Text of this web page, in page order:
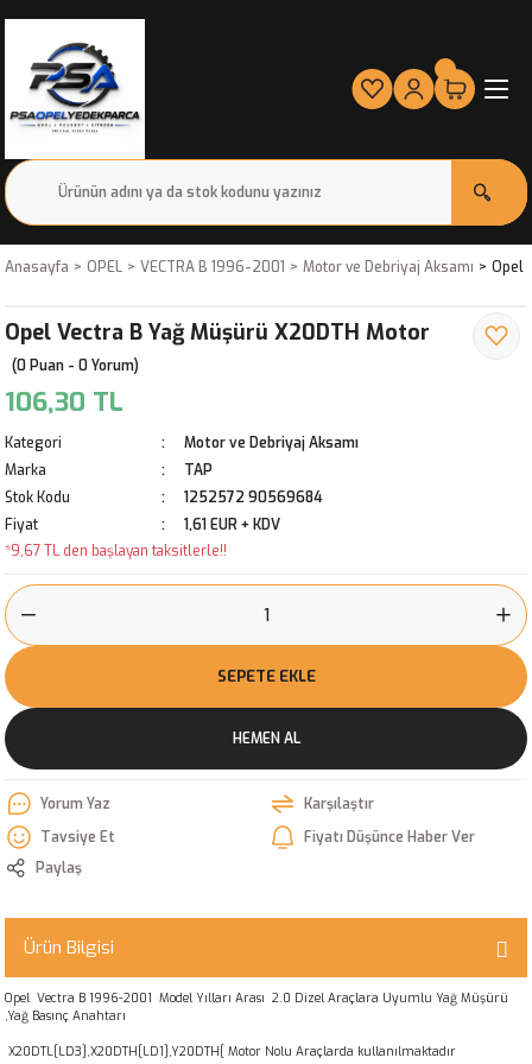
Anasayfa OPEL VECTRA B 1996-2001 Motor ve Debriyaj Aksamı Opel
Opel Vectra B Yağ Müşürü X20DTH Motor
(0 Puan - 0 Yorum)
106,30 TL
Kategori
Motor ve Debriyaj Aksamı
Marka
TAP
Stok Kodu
1252572 90569684
Fiyat
1,61 EUR + KDV
*9,67 TL den başlayan taksitlerle!!
SEPETE EKLE
HEMEN AL
Yorum Yaz
Karşılaştır
Tavsiye Et
Fiyatı Düşünce Haber Ver
Paylaş
Ürün Bilgisi
Opel Vectra B 1996-2001 Model Yılları Arası 2.0 Dizel Araçlara Uyumlu Yağ Müşürü
,Yağ Basınç Anahtarı
X20DTL[LD3],X20DTH[LD1],Y20DTH[ Motor Nolu Araçlarda kullanılmaktadır